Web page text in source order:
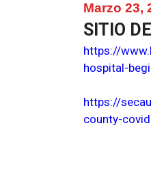
Marzo 23,
SITIO
https://
hospital-
https://
county-